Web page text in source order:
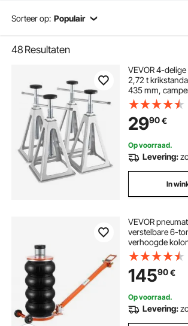
Sorteer op: Populair
48 Resultaten
VEVOR 4-
2,72 t
435 mm,
2990€
Op voorraad.
Levering:
In
VEVOR
verstelbare 6-
verhoogde
bedienen en
met dikke
hendel, voor
pick-ups.
14590€
Op voorraad.
Levering: